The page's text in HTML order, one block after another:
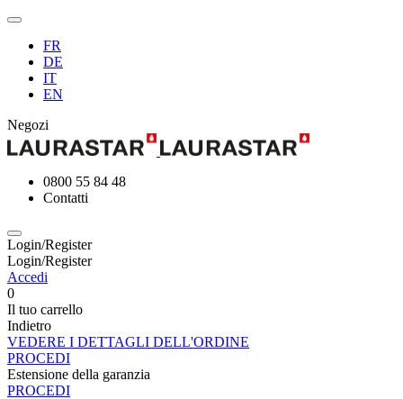
FR
DE
IT
EN
Negozi
0800 55 84 48
Contatti
Login/Register
Login/Register
Accedi
0
Il tuo carrello
Indietro
VEDERE I DETTAGLI DELL'ORDINE
PROCEDI
Estensione della garanzia
PROCEDI